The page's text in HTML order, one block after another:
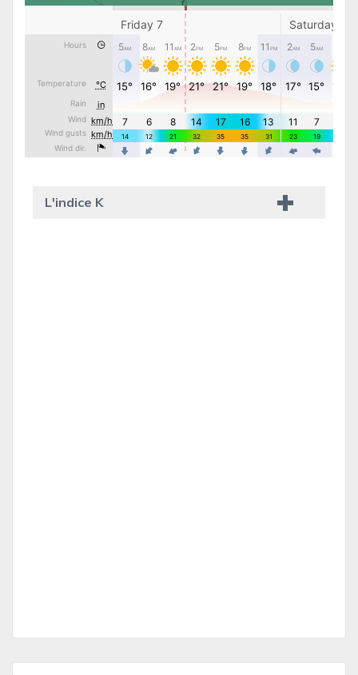
L'indice K